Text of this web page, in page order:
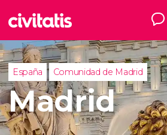
España Comunidad de Madrid
Madrid